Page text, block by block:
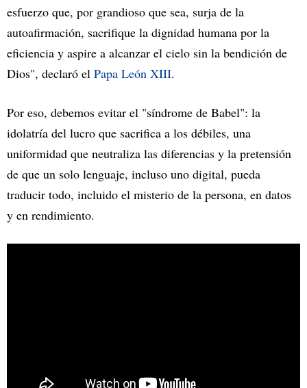
esfuerzo que, por grandioso que sea, surja de la
autoafirmación, sacrifique la dignidad humana por la
eficiencia y aspire a alcanzar el cielo sin la bendición de
Dios", declaró el Papa León XIII.
Por eso, debemos evitar el "síndrome de Babel": la
idolatría del lucro que sacrifica a los débiles, una
uniformidad que neutraliza las diferencias y la pretensión
de que un solo lenguaje, incluso uno digital, pueda
traducir todo, incluido el misterio de la persona, en datos
y en rendimiento.